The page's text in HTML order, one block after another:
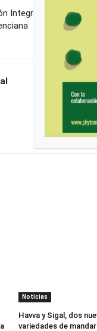
Integrada en
Noticias
Havva y Sigal, dos
variedades de